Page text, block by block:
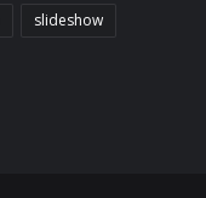
slideshow